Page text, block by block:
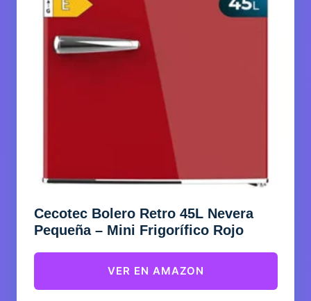
Cecotec Bolero Retro 45L Nevera
Pequeña – Mini Frigorífico Rojo
VER EN AMAZON